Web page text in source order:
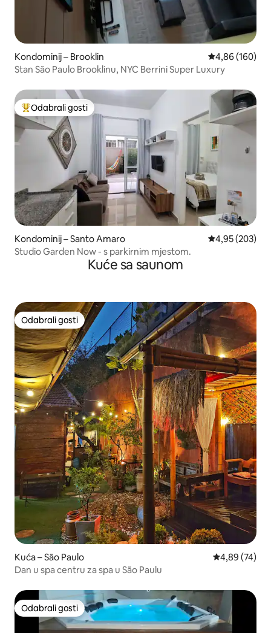
Kondominij – Brooklin Prosječna
4,86 (160)
Stan São Paulo Brooklinu, NYC Berrini Super Luxury
Među najviše rangiranima s oznakom „Odabrali gosti”
Odabrali gosti
Kondominij – Santo Amaro Prosječna
4,95 (203)
Studio Garden Now - s parkirnim mjestom.
Kuće sa saunom
Odabrali gosti
Odabrali gosti
Kuća – São Paulo Prosječna
4,89 (74)
Dan u spa centru za spa u São Paulu
Odabrali gosti
Odabrali gosti